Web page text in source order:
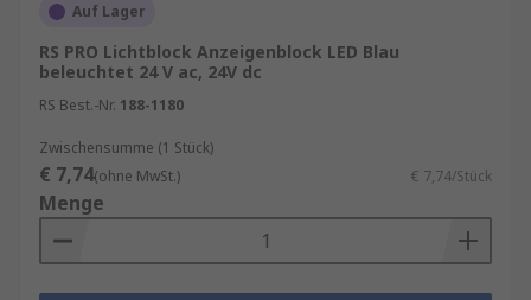
Auf Lager
RS PRO Lichtblock Anzeigenblock LED Blau
beleuchtet 24 V ac, 24V dc
RS Best.-Nr. 188-1180
Zwischensumme (1 Stück)
€ 7,74(ohne MwSt.) € 7,74/Stück
Menge